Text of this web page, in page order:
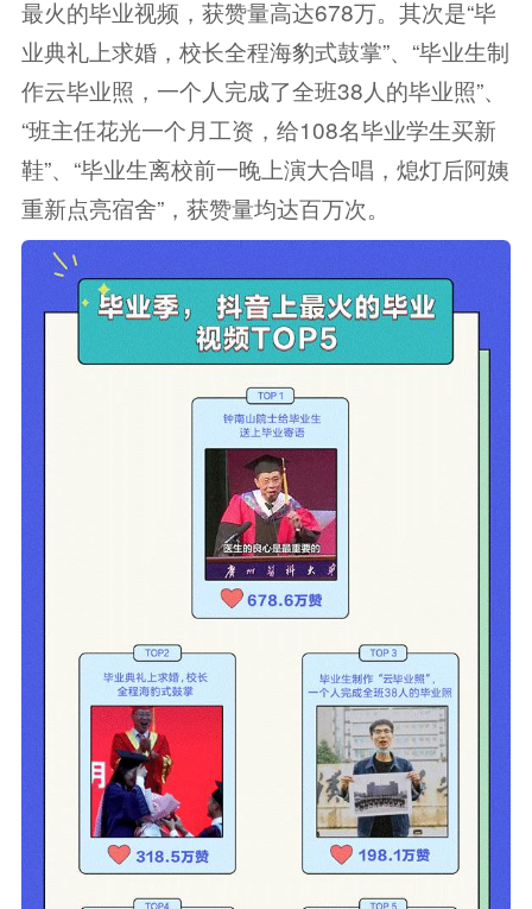
最火的毕业视频，获赞量高达678万。其次是“毕
业典礼上求婚，校长全程海豹式鼓掌”、“毕业生制
作云毕业照，一个人完成了全班38人的毕业照”、
“班主任花光一个月工资，给108名毕业学生买新
鞋”、“毕业生离校前一晚上演大合唱，熄灯后阿姨
重新点亮宿舍”，获赞量均达百万次。